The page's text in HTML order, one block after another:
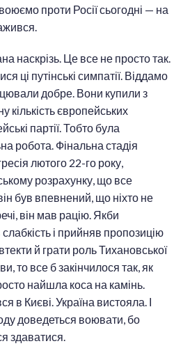
проти Росії сьогодні — на
наскрізь. Це все не просто так.
ці путінські симпатії. Віддамо
добре. Вони купили з
кількість європейських
партії. Тобто була
робота. Фінальна стадія
лютого 22-го року,
розрахунку, що все
був впевнений, що ніхто не
він мав рацію. Якби
і прийняв пропозицію
й грати роль Тихановської
то все б закінчилося так, як
найшла коса на камінь.
в Києві. Україна вистояла. І
доведеться воювати, бо
здаватися.